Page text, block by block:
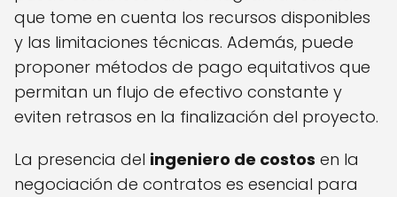
que tome en cuenta los recursos disponibles
y las limitaciones técnicas. Además, puede
proponer métodos de pago equitativos que
permitan un flujo de efectivo constante y
eviten retrasos en la finalización del proyecto.
La presencia del ingeniero de costos en la
negociación de contratos es esencial para